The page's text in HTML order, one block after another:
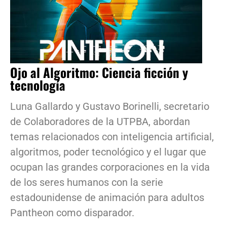
Ojo al Algoritmo: Ciencia ficción y
tecnología
Luna Gallardo y Gustavo Borinelli, secretario
de Colaboradores de la UTPBA, abordan
temas relacionados con inteligencia artificial,
algoritmos, poder tecnológico y el lugar que
ocupan las grandes corporaciones en la vida
de los seres humanos con la serie
estadounidense de animación para adultos
Pantheon como disparador.